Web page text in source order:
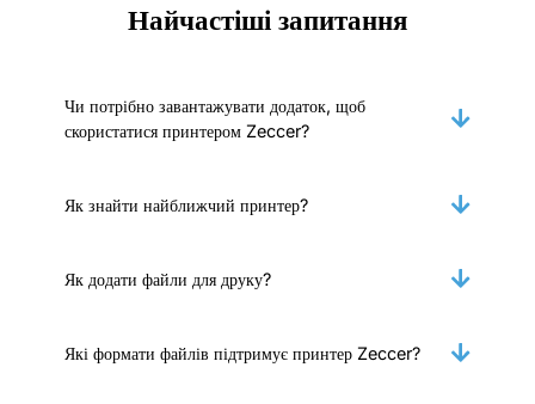
Найчастіші запитання
Чи потрібно завантажувати додаток, щоб
скористатися принтером Zeccer?
Як знайти найближчий принтер?
Як додати файли для друку?
Які формати файлів підтримує принтер Zeccer?